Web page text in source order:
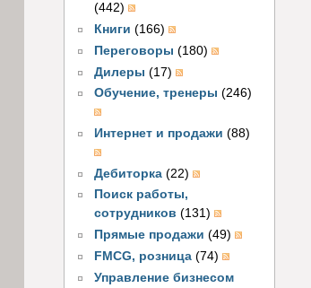
(442)
Книги (166)
Переговоры (180)
Дилеры (17)
Обучение, тренеры (246)
Интернет и продажи (88)
Дебиторка (22)
Поиск работы,
сотрудников (131)
Прямые продажи (49)
FMCG, розница (74)
Управление бизнесом